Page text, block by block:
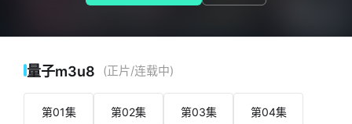
なか、「勇者パーティ」に別れを告げたオルンは探索者とし
ての決意を新たに、 ソロ活動を始めるのだが……。 抜け落ち
が、オルンの運命を大きく変える。 大切な仲間を護るため 究
量子m3u8 (正片/连载中)
第01集 第02集 第03集 第04集